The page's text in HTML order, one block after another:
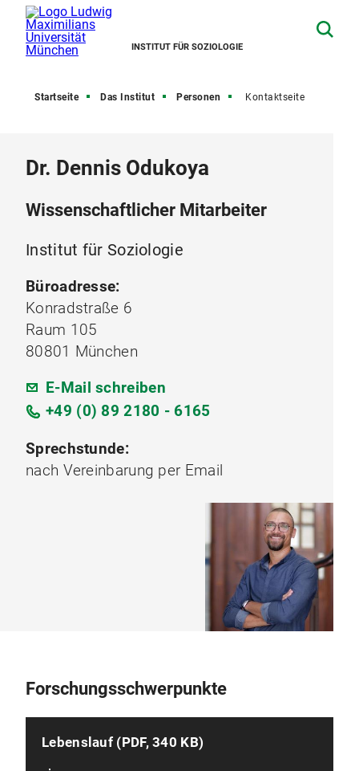
INSTITUT FÜR SOZIOLOGIE
Startseite Das Institut Personen Kontaktseite
Dr. Dennis Odukoya
Wissenschaftlicher Mitarbeiter
Institut für Soziologie
Büroadresse:
Konradstraße 6
Raum 105
80801 München
E-Mail schreiben
+49 (0) 89 2180 - 6165
Sprechstunde:
nach Vereinbarung per Email
Forschungsschwerpunkte
Lebenslauf (PDF, 340 KB)